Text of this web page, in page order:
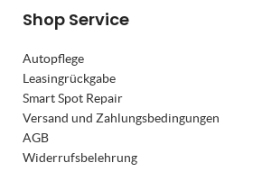
Shop Service
Autopflege
Leasingrückgabe
Smart Spot Repair
Versand und Zahlungsbedingungen
AGB
Widerrufsbelehrung